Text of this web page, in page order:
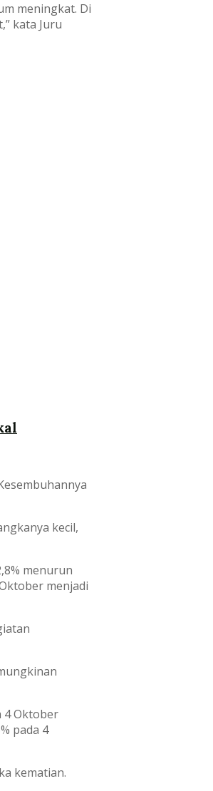
meningkat. Di
kata Juru
kecil,
menurun
menjadi
4 Oktober
pada 4
kematian.